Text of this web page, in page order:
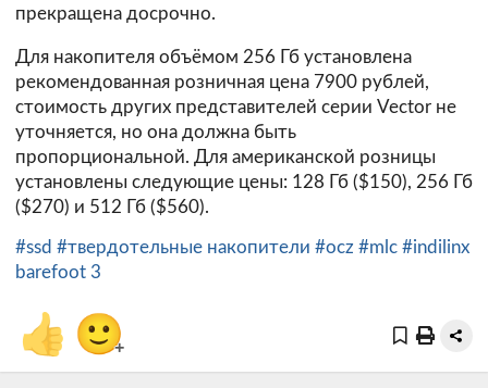
прекращена досрочно.
Для накопителя объёмом 256 Гб установлена
рекомендованная розничная цена 7900 рублей,
стоимость других представителей серии Vector не
уточняется, но она должна быть
пропорциональной. Для американской розницы
установлены следующие цены: 128 Гб ($150), 256 Гб
($270) и 512 Гб ($560).
#ssd #твердотельные накопители #ocz #mlc #indilinx
barefoot 3
👍 🙂+